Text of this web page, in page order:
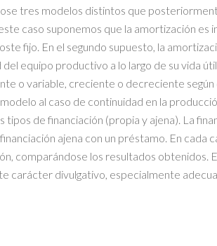
tres modelos distintos que
caso suponemos que la amortización es
fijo. En el segundo supuesto, la
equipo productivo a lo largo de su vida
o variable, creciente o decreciente
al caso de continuidad en la
tipos de financiación (propia y ajena). La
ajena con un préstamo. En cada
comparándose los resultados obtenidos.
carácter divulgativo, especialmente